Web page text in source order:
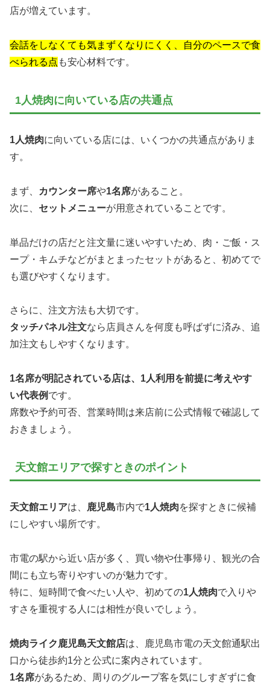
店が増えています。
会話をしなくても気まずくなりにくく、自分のペースで食
べられる点 も安心材料です。
1人焼肉に向いている店の共通点
1人焼肉に向いている店には、いくつかの共通点がありま
す。
まず、 カウンター席や1名席があること。
次に、 セットメニューが用意されていることです。
単品だけの店だと注文量に迷いやすいため、肉・ご飯・ス
ープ・キムチなどがまとまったセットがあると、初めてで
も選びやすくなります。
さらに、注文方法も大切です。
タッチパネル注文なら店員さんを何度も呼ばずに済み、追
加注文もしやすくなります。
1名席が明記されている店は、1人利用を前提に考えやす
い代表例 です。
席数や予約可否、営業時間は来店前に公式情報で確認して
おきましょう。
天文館エリアで探すときのポイント
天文館エリアは、 鹿児島市内で1人焼肉を探すときに候補
にしやすい場所です。
市電の駅から近い店が多く、買い物や仕事帰り、観光の合
間にも立ち寄りやすいのが魅力です。
特に、短時間で食べたい人や、初めての1人焼肉で入りや
すさを重視する人には相性が良いでしょう。
焼肉ライク鹿児島天文館店は、鹿児島市電の天文館通駅出
口から徒歩約1分と公式に案内されています。
1名席があるため、周りのグループ客を気にしすぎずに食